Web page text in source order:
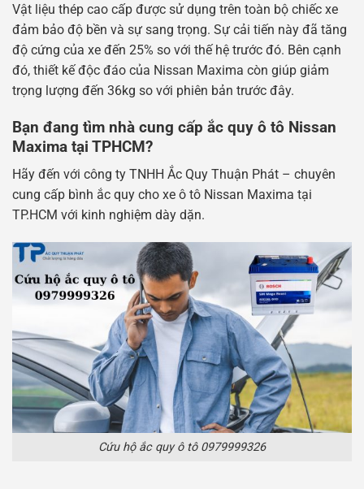
Vật liệu thép cao cấp được sử dụng trên toàn bộ chiếc xe
đảm bảo độ bền và sự sang trọng. Sự cải tiến này đã tăng
độ cứng của xe đến 25% so với thế hệ trước đó. Bên cạnh
đó, thiết kế độc đáo của Nissan Maxima còn giúp giảm
trọng lượng đến 36kg so với phiên bản trước đây.
Bạn đang tìm nhà cung cấp ắc quy ô tô Nissan
Maxima tại TPHCM?
Hãy đến với công ty TNHH Ắc Quy Thuận Phát – chuyên
cung cấp bình ắc quy cho xe ô tô Nissan Maxima tại
TP.HCM với kinh nghiệm dày dặn.
Cứu hộ ắc quy ô tô 0979999326